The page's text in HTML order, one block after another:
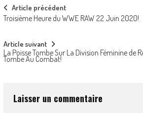
Post
navigation
Article précédent
Troisième Heure du WWE RAW 22 Juin 2020!
Article suivant
La Poisse Tombe Sur La Division Féminine de
Tombe Au Combat!
Laisser un commentaire